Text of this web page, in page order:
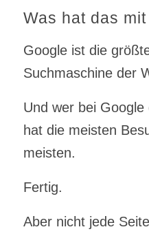
Was hat das
Google ist die
Suchmaschine der
Und wer bei
hat die meisten
meisten.
Fertig.
Aber nicht jede